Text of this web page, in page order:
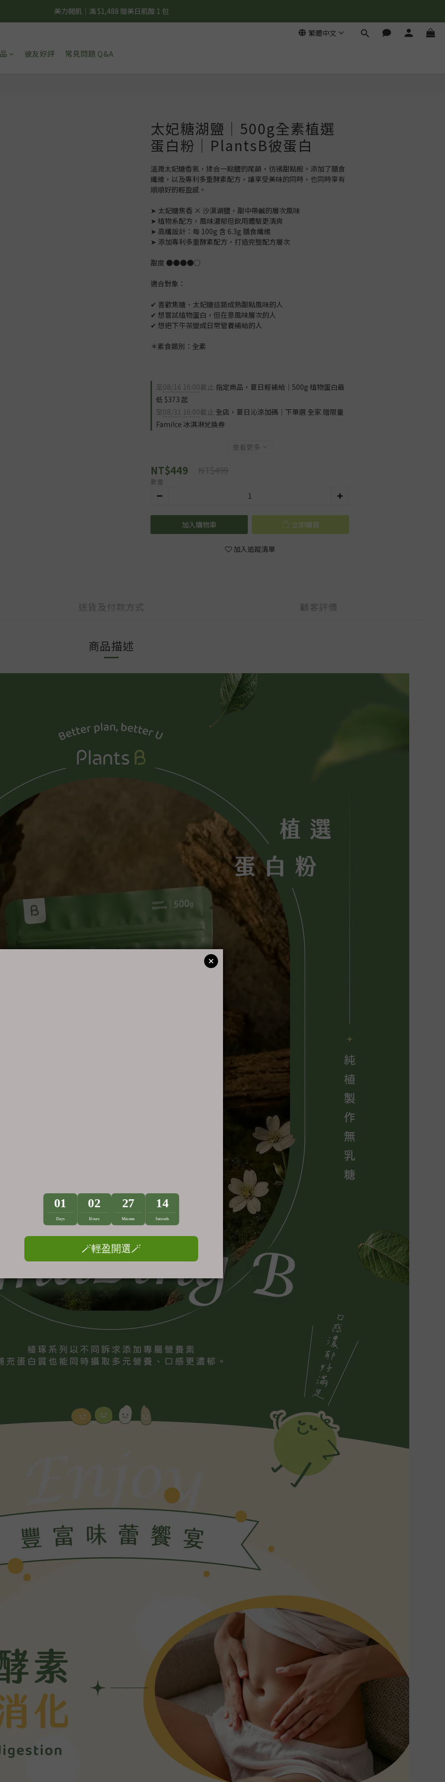
夏日輕補給｜500g 植物蛋白最低 $373 起
夏日輕補給｜500g 植物蛋白最低 $373 起
美力開肌｜滿 $1,488 贈美日肌酸 1 包
繁體中文
彼友好評 常見問題 Q&A
太妃糖湖鹽｜500g全素植選
蛋白粉｜PlantsB彼蛋白
溫潤太妃糖香氣，揉合一點鹽的尾韻，彷彿甜點般。添加了膳食
纖維，以及專利多重酵素配方，讓享受美味的同時，也同時享有
順順好的輕盈感。
➤ 太妃糖焦香 × 沙漠湖鹽，甜中帶鹹的層次風味
➤ 植物系配方，風味濃郁但飲用體驗更清爽
➤ 高纖設計：每 100g 含 6.3g 膳食纖維
➤ 添加專利多重酵素配方，打造完整配方層次
甜度 ●●●●○
適合對象：
✔︎ 喜歡焦糖、太妃糖這類成熟甜點風味的人
✔︎ 想嘗試植物蛋白，但在意風味層次的人
✔︎ 想把下午茶變成日常營養補給的人
＊素食類別：全素
至08/16 16:00截止 指定商品，夏日輕補給｜500g 植物蛋白最
低 $373 起
至08/31 16:00截止 全店，夏日沁涼加碼｜下單選 全家 贈限量
Fami!ce 冰淇淋兌換券
查看更多
NT$449 NT$499
數量
加入購物車 立即購買
加入追蹤清單
送貨及付款方式 顧客評價
商品描述